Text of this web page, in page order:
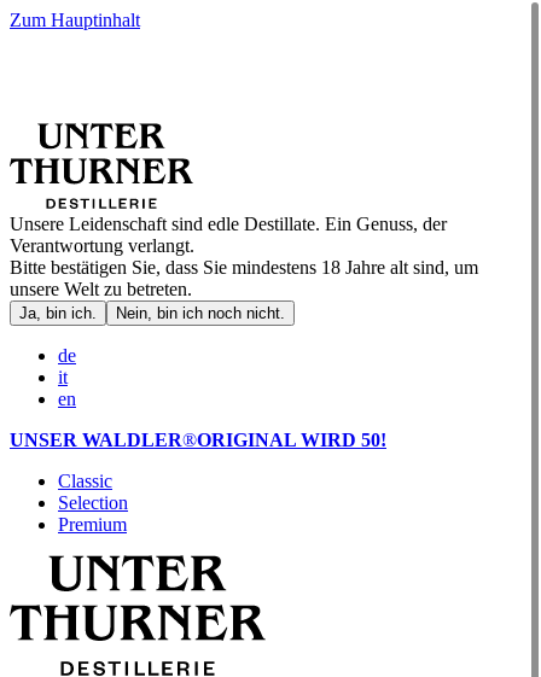
Zum Hauptinhalt
Unsere Leidenschaft sind edle Destillate. Ein Genuss, der
Verantwortung verlangt.
Bitte bestätigen Sie, dass Sie mindestens 18 Jahre alt sind, um
unsere Welt zu betreten.
Ja, bin ich. Nein, bin ich noch nicht.
de
it
en
UNSER WALDLER®ORIGINAL WIRD 50!
Classic
Selection
Premium